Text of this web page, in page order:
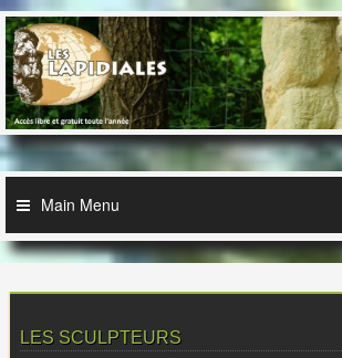
Skip
to
content
Main Menu
LES SCULPTEURS